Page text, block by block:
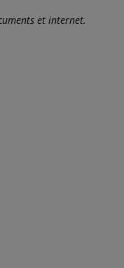
et internet.